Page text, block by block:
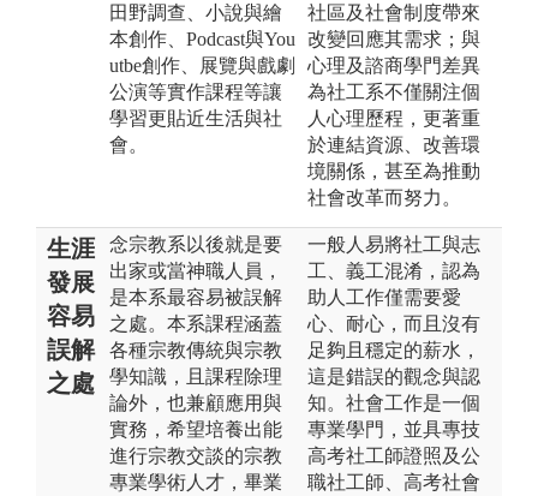
田野調查、小說與繪
本創作、Podcast與You
utbe創作、展覽與戲劇
公演等實作課程等讓
學習更貼近生活與社
會。
社區及社會制度帶來
改變回應其需求；與
心理及諮商學門差異
為社工系不僅關注個
人心理歷程，更著重
於連結資源、改善環
境關係，甚至為推動
社會改革而努力。
生涯
發展
容易
誤解
之處
念宗教系以後就是要
出家或當神職人員，
是本系最容易被誤解
之處。本系課程涵蓋
各種宗教傳統與宗教
學知識，且課程除理
論外，也兼顧應用與
實務，希望培養出能
進行宗教交談的宗教
專業學術人才，畢業
一般人易將社工與志
工、義工混淆，認為
助人工作僅需要愛
心、耐心，而且沒有
足夠且穩定的薪水，
這是錯誤的觀念與認
知。社會工作是一個
專業學門，並具專技
高考社工師證照及公
職社工師、高考社會